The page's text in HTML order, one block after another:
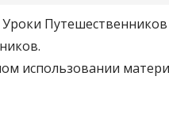
Уроки
использовании